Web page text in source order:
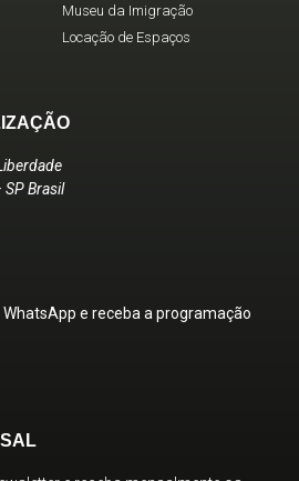
Museu da Imigração
Locação de Espaços
Brasil
e receba a programação